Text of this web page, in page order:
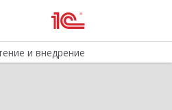
и внедрение